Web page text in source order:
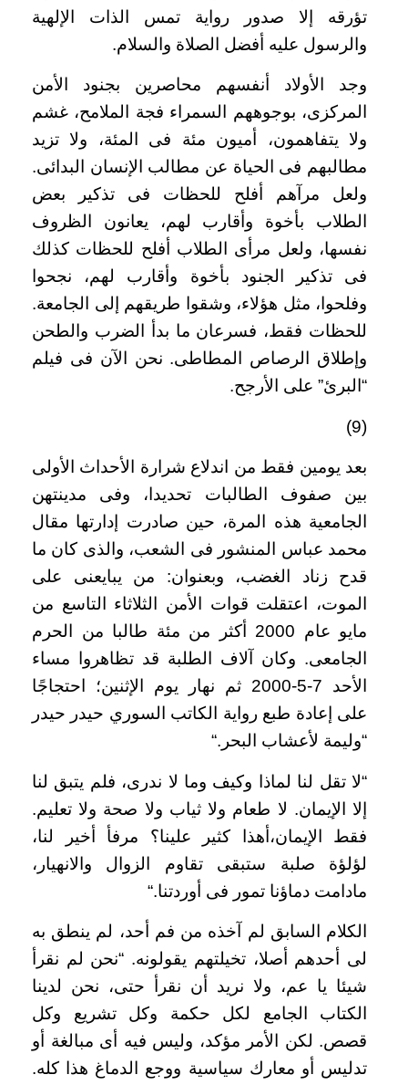
تؤرقه إلا صدور رواية تمس الذات الإلهية
والرسول عليه أفضل الصلاة والسلام.
وجد الأولاد أنفسهم محاصرين بجنود الأمن
المركزى، بوجوههم السمراء فجة الملامح، غشم
ولا يتفاهمون، أميون مئة فى المئة، ولا تزيد
مطالبهم فى الحياة عن مطالب الإنسان البدائى.
ولعل مرآهم أفلح للحظات فى تذكير بعض
الطلاب بأخوة وأقارب لهم، يعانون الظروف
نفسها، ولعل مرأى الطلاب أفلح للحظات كذلك
فى تذكير الجنود بأخوة وأقارب لهم، نجحوا
وفلحوا، مثل هؤلاء، وشقوا طريقهم إلى الجامعة.
للحظات فقط، فسرعان ما بدأ الضرب والطحن
وإطلاق الرصاص المطاطى. نحن الآن فى فيلم
“البرئ” على الأرجح.
(9)
بعد يومين فقط من اندلاع شرارة الأحداث الأولى
بين صفوف الطالبات تحديدا، وفى مدينتهن
الجامعية هذه المرة، حين صادرت إدارتها مقال
محمد عباس المنشور فى الشعب، والذى كان ما
قدح زناد الغضب، وبعنوان: من يبايعنى على
الموت، اعتقلت قوات الأمن الثلاثاء التاسع من
مايو عام 2000 أكثر من مئة طالبا من الحرم
الجامعى. وكان آلاف الطلبة قد تظاهروا مساء
الأحد 7-5-2000 ثم نهار يوم الإثنين؛ احتجاجًا
على إعادة طبع رواية الكاتب السوري حيدر حيدر
“وليمة لأعشاب البحر “.
“لا تقل لنا لماذا وكيف وما لا ندرى، فلم يتبق لنا
إلا الإيمان. لا طعام ولا ثياب ولا صحة ولا تعليم.
فقط الإيمان،أهذا كثير علينا؟ مرفأ أخير لنا،
لؤلؤة صلبة ستبقى تقاوم الزوال والانهيار،
مادامت دماؤنا تمور فى أوردتنا“.
الكلام السابق لم آخذه من فم أحد، لم ينطق به
لى أحدهم أصلا، تخيلتهم يقولونه. “نحن لم نقرأ
شيئا يا عم، ولا نريد أن نقرأ حتى، نحن لدينا
الكتاب الجامع لكل حكمة وكل تشريع وكل
قصص. لكن الأمر مؤكد، وليس فيه أى مبالغة أو
تدليس أو معارك سياسية ووجع الدماغ هذا كله.